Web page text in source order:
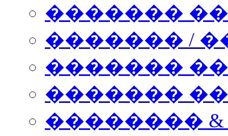
�������
������� /
�������
������� ���
��������